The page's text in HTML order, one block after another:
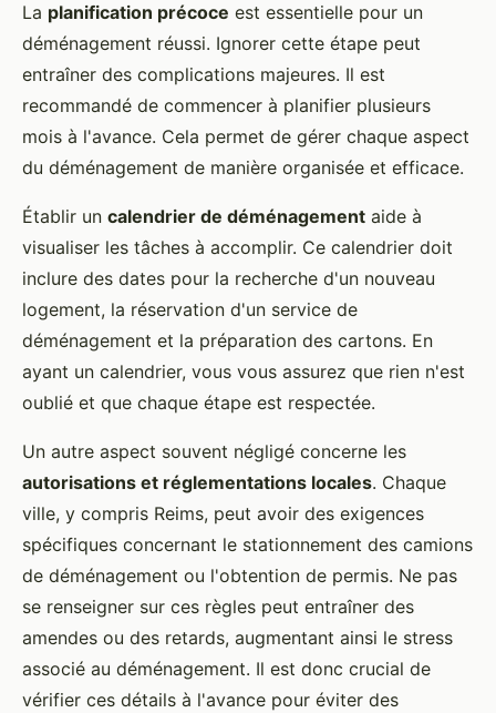
La planification précoce est essentielle pour un
déménagement réussi. Ignorer cette étape peut
entraîner des complications majeures. Il est
recommandé de commencer à planifier plusieurs
mois à l'avance. Cela permet de gérer chaque aspect
du déménagement de manière organisée et efficace.
Établir un calendrier de déménagement aide à
visualiser les tâches à accomplir. Ce calendrier doit
inclure des dates pour la recherche d'un nouveau
logement, la réservation d'un service de
déménagement et la préparation des cartons. En
ayant un calendrier, vous vous assurez que rien n'est
oublié et que chaque étape est respectée.
Un autre aspect souvent négligé concerne les
autorisations et réglementations locales. Chaque
ville, y compris Reims, peut avoir des exigences
spécifiques concernant le stationnement des camions
de déménagement ou l'obtention de permis. Ne pas
se renseigner sur ces règles peut entraîner des
amendes ou des retards, augmentant ainsi le stress
associé au déménagement. Il est donc crucial de
vérifier ces détails à l'avance pour éviter des